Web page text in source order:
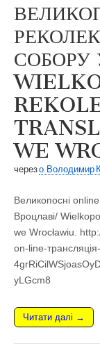
СОБОРУ
WE
черезо. Володимир
Великопосні
Вроцлаві/
we Wrocławiu.
on-line-
yLGcm8
Читати далі →